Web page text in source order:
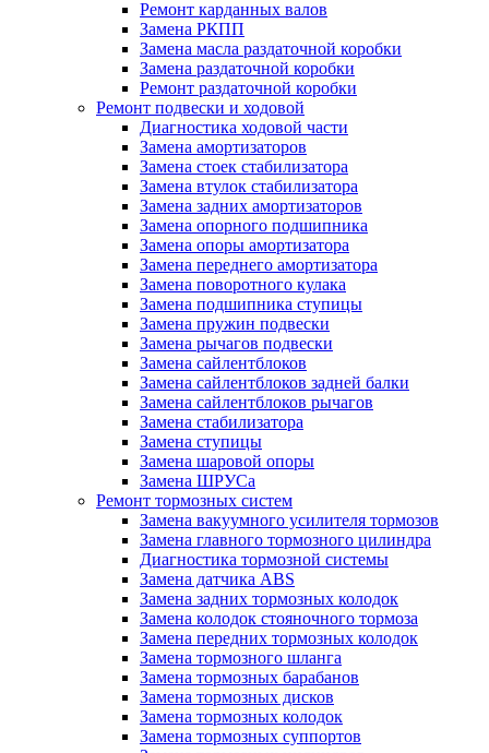
Ремонт карданных валов
Замена РКПП
Замена масла раздаточной коробки
Замена раздаточной коробки
Ремонт раздаточной коробки
Ремонт подвески и ходовой
Диагностика ходовой части
Замена амортизаторов
Замена стоек стабилизатора
Замена втулок стабилизатора
Замена задних амортизаторов
Замена опорного подшипника
Замена опоры амортизатора
Замена переднего амортизатора
Замена поворотного кулака
Замена подшипника ступицы
Замена пружин подвески
Замена рычагов подвески
Замена сайлентблоков
Замена сайлентблоков задней балки
Замена сайлентблоков рычагов
Замена стабилизатора
Замена ступицы
Замена шаровой опоры
Замена ШРУСа
Ремонт тормозных систем
Замена вакуумного усилителя тормозов
Замена главного тормозного цилиндра
Диагностика тормозной системы
Замена датчика ABS
Замена задних тормозных колодок
Замена колодок стояночного тормоза
Замена передних тормозных колодок
Замена тормозного шланга
Замена тормозных барабанов
Замена тормозных дисков
Замена тормозных колодок
Замена тормозных суппортов